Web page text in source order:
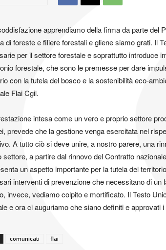
apprendiamo della firma da parte del
di foreste e filiere forestali e gliene siamo grati. Il
per il settore forestale e soprattutto introduce
forestale, che sono le premesse per dare
con la tutela del bosco e la sostenibilità eco-
Flai Cgil.
intesa come un vero e proprio settore
prevede che la gestione venga esercitata nel
A tutto ciò si deve unire, a nostro parere, una
settore, a partire dal rinnovo del Contratto
un aspetto importante per la tutela del
interventi di prevenzione che necessitano di
invece, vediamo colpito e mortificato. Il Testo
e ora ci auguriamo che siano definiti e approvati
comunicati flai